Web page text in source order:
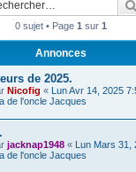
0 sujet • Page 1 sur 1
Annonces
de 2025.
Nicofig « Lun Avr 14, 2025
de l'oncle Jacques
jacknap1948 « Lun Mars 31,
de l'oncle Jacques